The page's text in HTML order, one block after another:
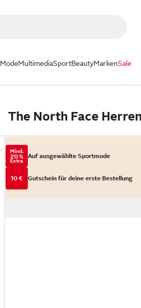
ModeMultimediaSportBeautyMarkenSale
The North Face
Mind.
20 %
Extra
Auf ausgewählte Sportmode
10 € Gutschein für deine erste Bestellung